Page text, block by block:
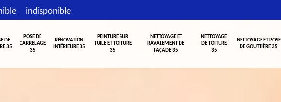
indisponible
DE
35
POSE DE
CARRELAGE
35
RÉNOVATION
INTÉRIEURE 35
PEINTURE SUR
TUILE ET TOITURE
35
NETTOYAGE ET
RAVALEMENT DE
FAÇADE 35
NETTOYAGE
DE TOITURE
35
NETTOYAGE ET POSE
DE GOUTTIÈRE 35